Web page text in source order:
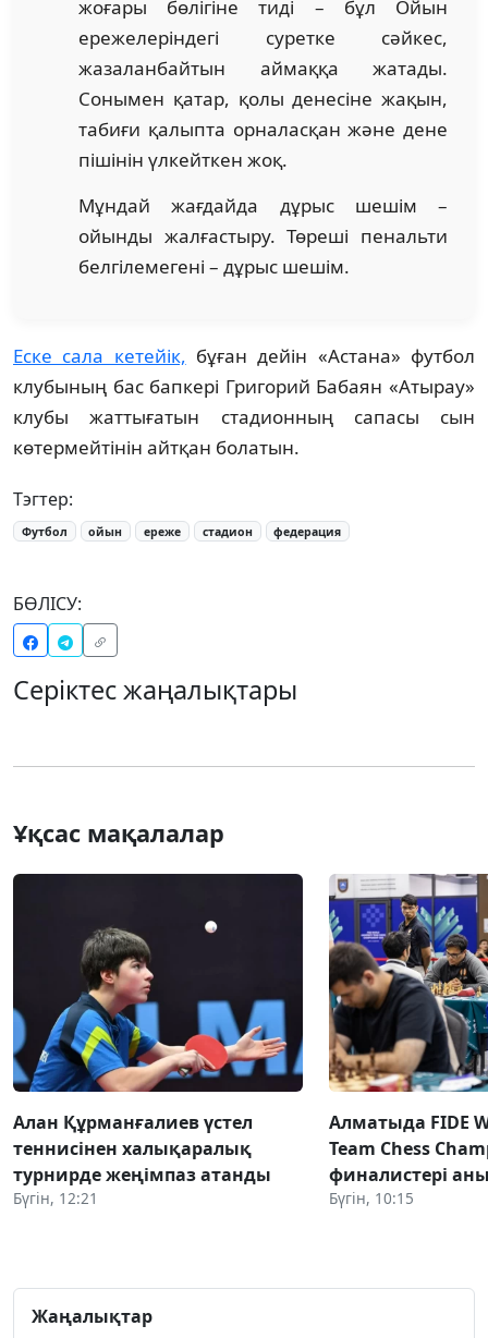
жоғары бөлігіне тиді – бұл Ойын
ережелеріндегі суретке сәйкес,
жазаланбайтын аймаққа жатады.
Сонымен қатар, қолы денесіне жақын,
табиғи қалыпта орналасқан және дене
пішінін үлкейткен жоқ.
Мұндай жағдайда дұрыс шешім –
ойынды жалғастыру. Төреші пенальти
белгілемегені – дұрыс шешім.
Еске сала кетейік, бұған дейін «Астана» футбол
клубының бас бапкері Григорий Бабаян «Атырау»
клубы жаттығатын стадионның сапасы сын
көтермейтінін айтқан болатын.
Тэгтер:
Футбол ойын ереже стадион федерация
БӨЛІСУ:
Серіктес жаңалықтары
Ұқсас мақалалар
Алан Құрманғалиев үстел
теннисінен халықаралық
турнирде жеңімпаз атанды
Бүгін, 12:21
Алматыда FIDE
Team Chess
финалистері
Бүгін, 10:15
Жаңалықтар